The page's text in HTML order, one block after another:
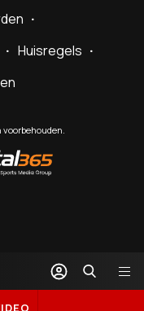
Huisregels
voorbehouden.